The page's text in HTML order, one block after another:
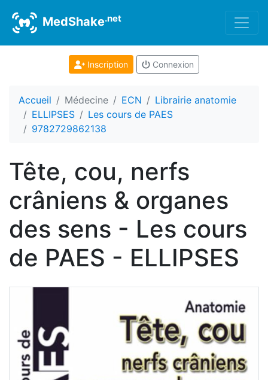
MedShake.net
Inscription Connexion
Accueil Médecine ECN
Librairie anatomie
ELLIPSES
Les cours de PAES
9782729862138
Tête, cou, nerfs
crâniens & organes
des sens - Les cours
de PAES - ELLIPSES